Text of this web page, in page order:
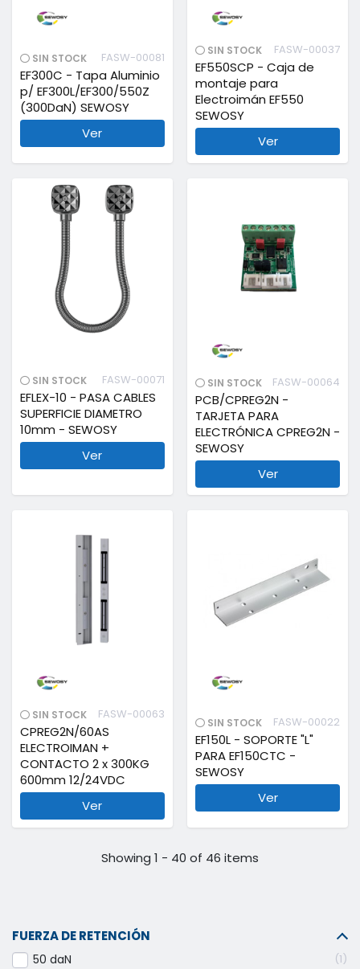
SIN STOCK FASW-00081
EF300C - Tapa Aluminio
p/ EF300L/EF300/550Z
(300DaN) SEWOSY
Ver
SIN STOCK FASW-00037
EF550SCP - Caja de
montaje para
Electroimán EF550
SEWOSY
Ver
SIN STOCK FASW-00071
EFLEX-10 - PASA CABLES
SUPERFICIE DIAMETRO
10mm - SEWOSY
Ver
SIN STOCK FASW-00064
PCB/CPREG2N -
TARJETA PARA
ELECTRÓNICA CPREG2N -
SEWOSY
Ver
SIN STOCK FASW-00063
CPREG2N/60AS
ELECTROIMAN +
CONTACTO 2 x 300KG
600mm 12/24VDC
Ver
SIN STOCK FASW-00022
EF150L - SOPORTE "L"
PARA EF150CTC -
SEWOSY
Ver
Showing 1 - 40 of 46 items
FUERZA DE RETENCIÓN
50 daN 1